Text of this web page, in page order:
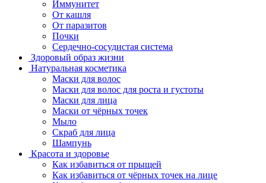
Иммунитет
От кашля
От паразитов
Почки
Сердечно-сосудистая система
Здоровый образ жизни
Натуральная косметика
Маски для волос
Маски для волос для роста и густоты
Маски для лица
Маски от чёрных точек
Мыло
Скраб для лица
Шампунь
Красота и здоровье
Как избавиться от прыщей
Как избавиться от чёрных точек на лице